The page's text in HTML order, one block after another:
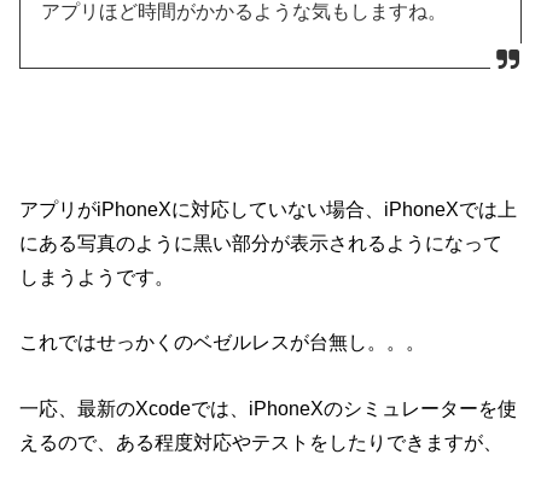
アプリほど時間がかかるような気もしますね。
アプリがiPhoneXに対応していない場合、iPhoneXでは上
にある写真のように黒い部分が表示されるようになって
しまうようです。
これではせっかくのベゼルレスが台無し。。。
一応、最新のXcodeでは、iPhoneXのシミュレーターを使
えるので、ある程度対応やテストをしたりできますが、